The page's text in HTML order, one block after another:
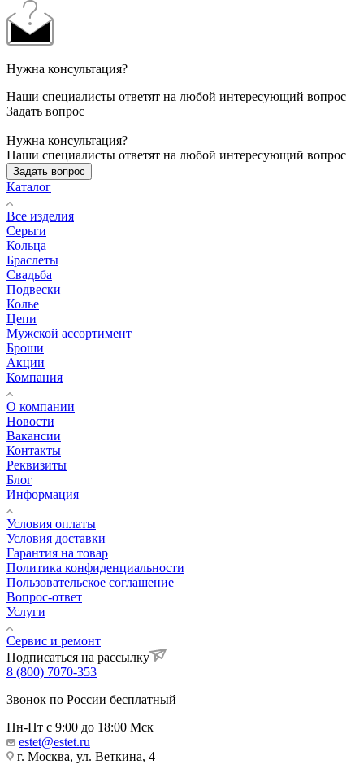
Нужна консультация?
Наши специалисты ответят на любой интересующий вопрос
Задать вопрос
Нужна консультация?
Наши специалисты ответят на любой интересующий вопрос
Задать вопрос
Каталог
Все изделия
Серьги
Кольца
Браслеты
Свадьба
Подвески
Колье
Цепи
Мужской ассортимент
Броши
Акции
Компания
О компании
Новости
Вакансии
Контакты
Реквизиты
Блог
Информация
Условия оплаты
Условия доставки
Гарантия на товар
Политика конфиденциальности
Пользовательское соглашение
Вопрос-ответ
Услуги
Сервис и ремонт
Подписаться на рассылку
8 (800) 7070-353
Звонок по России бесплатный
Пн-Пт с 9:00 до 18:00 Мск
estet@estet.ru
г. Москва, ул. Веткина, 4